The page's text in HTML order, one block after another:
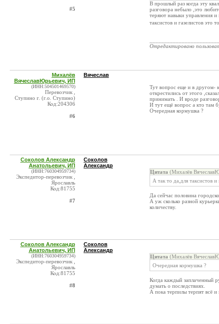
#5
В прошлый раз когда эту
разговора небыло ,это
теряют навыки управления
таксистов и газелистов это
Отредактировано
Михалёв
ВячеславЮрьевич, ИП
(ИНН:504501469570)
Перевозчик ,
Ступино г. (г.о. Ступино)
Код:204306
#6
Вячеслав
Тут вопрос еще и в другом-
открестились от этого
принимать . И вроде
И тут ещё вопрос а кто там
Очередная кормушка ?
Соколов Александр
Анатольевич, ИП
(ИНН:760304959734)
Экспедитор-перевозчик ,
Ярославль
Код:81755
#7
Соколов
Александр
Цитата (Михалёв
А так то да,для таксистов и
Да сейчас половина
А уж сколько разной
количеству.
Соколов Александр
Анатольевич, ИП
(ИНН:760304959734)
Экспедитор-перевозчик ,
Ярославль
Код:81755
#8
Соколов
Александр
Цитата (Михалёв
Очередная кормушка ?
Когда каждый заплаченный
думать о последствиях.
А пока терпилы терпят всё